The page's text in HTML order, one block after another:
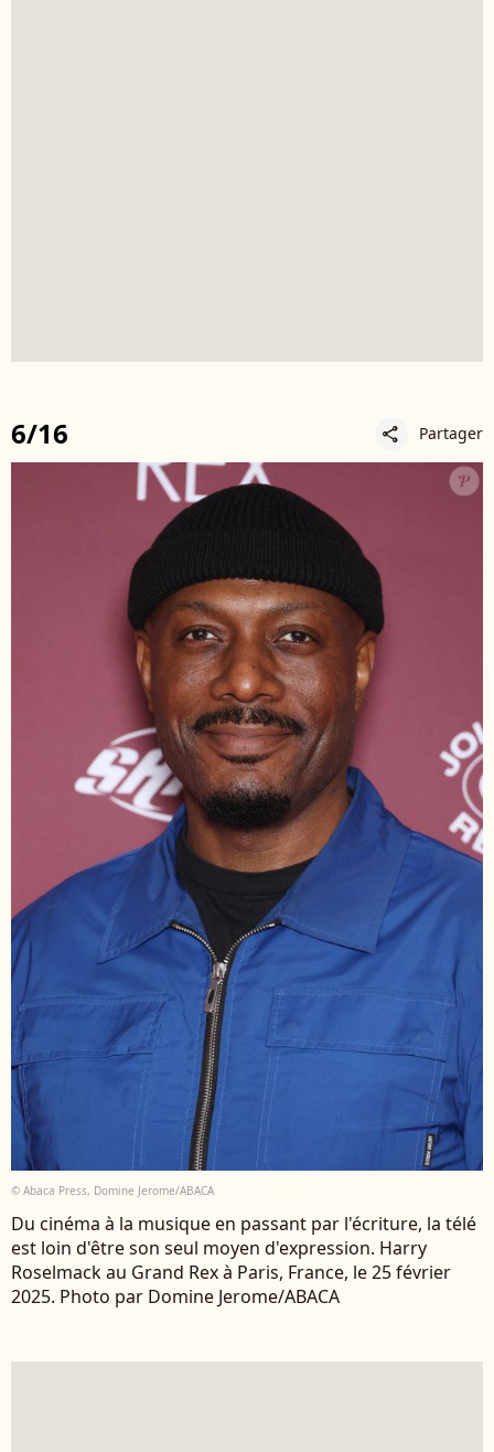
6/16 share Partager
© Abaca Press, Domine Jerome/ABACA
Du cinéma à la musique en passant par l'écriture, la télé
est loin d'être son seul moyen d'expression. Harry
Roselmack au Grand Rex à Paris, France, le 25 février
2025. Photo par Domine Jerome/ABACA